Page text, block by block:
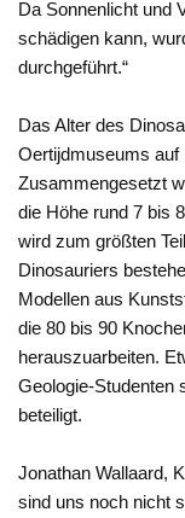
Da Sonnenlicht und
schädigen kann,
durchgeführt.“
Das Alter des
Oertijdmuseums auf
Zusammengesetzt
die Höhe rund 7 bis
wird zum größten
Dinosauriers
Modellen aus
die 80 bis 90
herauszuarbeiten.
Geologie-Studenten
beteiligt.
Jonathan Wallaard,
sind uns noch nicht